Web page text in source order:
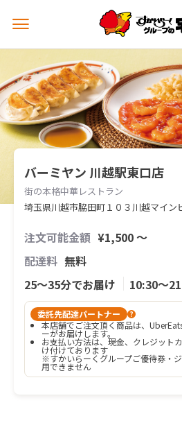
メ
ュ
ー
を
開
く
バーミヤン 川越駅東口店
街の本格中華レストラン
埼玉県川越市脇田町１０３川越マイン
注文可能金額 ¥1,500 〜
配達料 無料
25〜35分でお届け
10:30〜
委託先配達パートナー ?
本店舗でご注文頂く商品は、
ーがお届けします。
お支払い方法は、現金、クレジット
け付けております
※すかいらーくグループご優待券・
用できません